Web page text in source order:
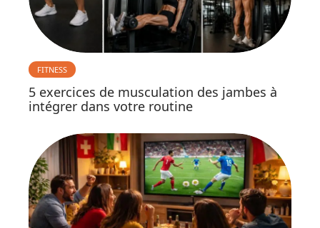
FITNESS
5 exercices de musculation des jambes à
intégrer dans votre routine